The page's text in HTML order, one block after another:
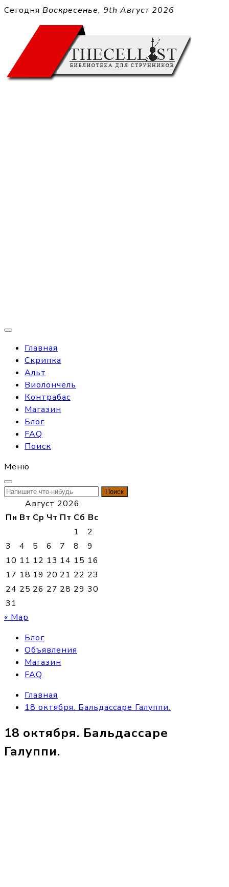
Перейти
содержимому
Сегодня Воскресенье, 9th Август 2026
Главная
Скрипка
Альт
Виолончель
Контрабас
Магазин
Блог
FAQ
Поиск
Меню
Найти:
Август 2026
Пн Вт Ср Чт Пт Сб Вс
1
2
3
4 5 6 7 8
9
10 11 12 13 14 15 16
17 18 19 20 21 22 23
24 25 26 27 28 29 30
31
« Мар
Блог
Объявления
Магазин
FAQ
Главная
18 октября. Бальдассаре Галуппи.
18 октября. Бальдассаре
Галуппи.